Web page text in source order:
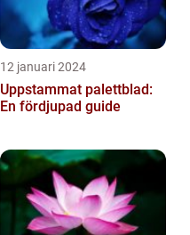
12 januari 2024
Uppstammat palettblad:
En fördjupad guide